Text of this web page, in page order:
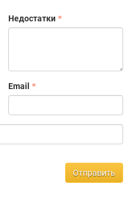
Недостатки
Email
Отправить